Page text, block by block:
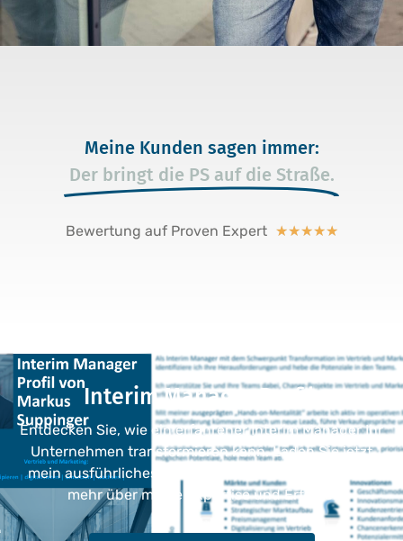
Meine Kunden sagen immer:
Der bringt die PS auf die Straße.
Bewertung auf Proven Expert ★★★★★
Interim Manager Profil:
Entdecken Sie, wie ein erfahrener Interim Manager Ihr
Unternehmen transformieren kann. Laden Sie jetzt
mein ausführliches Profil herunter und erfahren Sie
mehr über meine Expertise und Erfolge.